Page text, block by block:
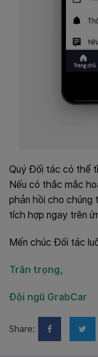
Quý Đối tác có thể
Nếu có thắc mắc
phản hồi cho chúng
tích hợp ngay trên
Mến chúc Đối tác
Trân trọng,
Đội ngũ GrabCar
Share: